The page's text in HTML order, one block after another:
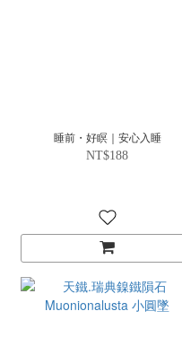
睡前・好瞑｜安心入睡
NT$188